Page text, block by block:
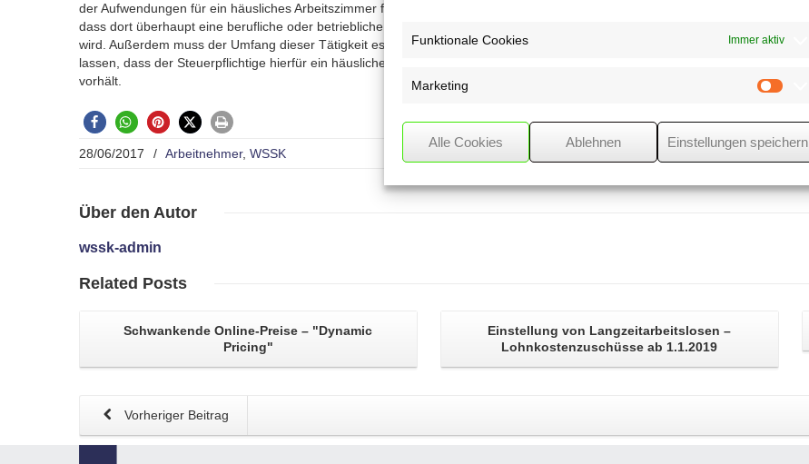
Funktionale Cookies Immer aktiv
Marketing
Alle Cookies Ablehnen Einstellungen speichern
der Aufwendungen für ein häusliches Arbeitszimmer feststehen muss,
dass dort überhaupt eine berufliche oder betriebliche Tätigkeit entfaltet
wird. Außerdem muss der Umfang dieser Tätigkeit es glaubhaft erscheinen
lassen, dass der Steuerpflichtige hierfür ein häusliches Arbeitszimmer
vorhält.
28/06/2017 / Arbeitnehmer, WSSK
Über den Autor
wssk-admin
Related Posts
Schwankende Online-Preise – "Dynamic
Pricing"
Einstellung von Langzeitarbeitslosen –
Lohnkostenzuschüsse ab 1.1.2019
Vorheriger Beitrag